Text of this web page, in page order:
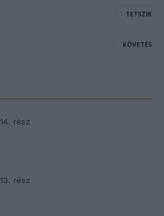
TETSZIK
KÖVETÉS
rész
rész